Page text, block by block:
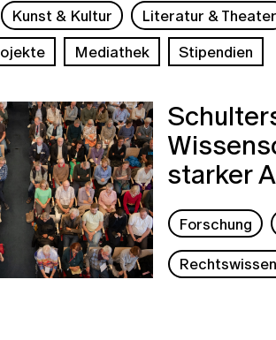
Kunst & Kultur Literatur & Theater
Mediathek Stipendien
starker
Forschung